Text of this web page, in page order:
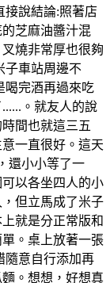
接說結論:照著店
芝麻油醬汁混
燒非常厚也很夠
子車站周邊不
喝完酒再過來吃
。就友人的說
間也就這三五
一直很好。這天
還小小等了一
以各坐四人的小
但立馬成了米子
就是分正常版和
。桌上放著一張
隨意自行添加再
。想想，好想真